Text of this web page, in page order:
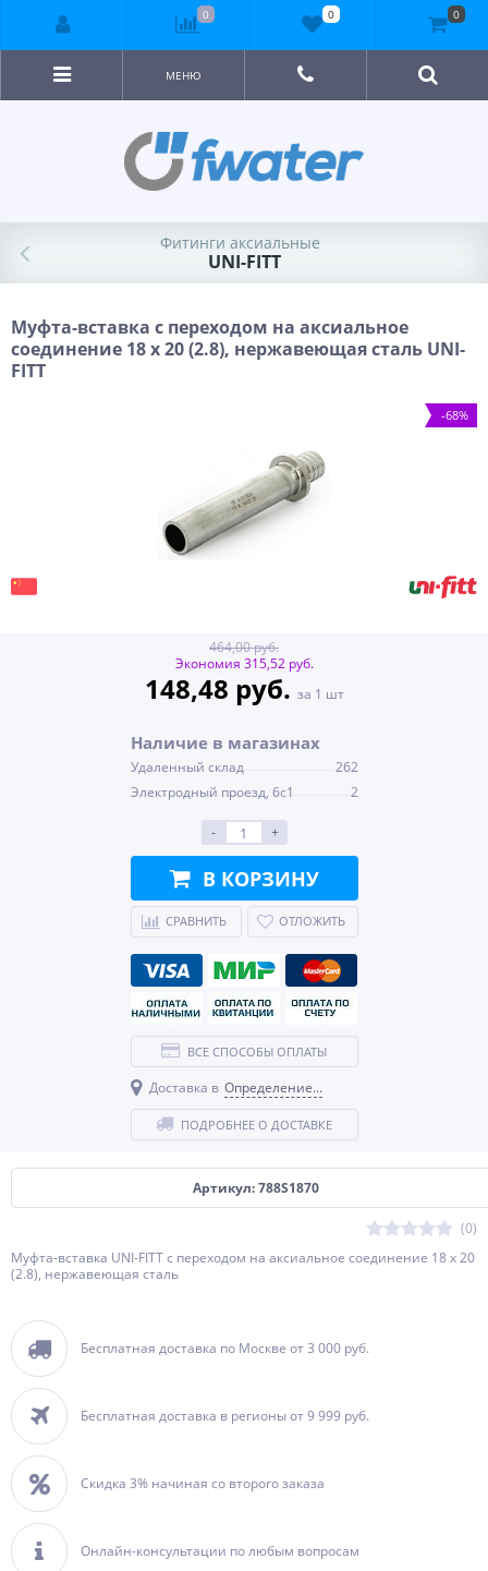
МЕНЮ
Фитинги аксиальные
UNI-FITT
Муфта-вставка с переходом на аксиальное
соединение 18 х 20 (2.8), нержавеющая сталь UNI-
FITT
-68%
Артикул: 788S1870
(0)
Муфта-вставка UNI-FITT с переходом на аксиальное соединение 18 х 20
(2.8), нержавеющая сталь
Бесплатная доставка по Москве от 3 000 руб.
Бесплатная доставка в регионы от 9 999 руб.
Скидка 3% начиная со второго заказа
Онлайн-консультации по любым вопросам
464,00 руб.
Экономия 315,52 руб.
148,48 руб. за 1 шт
Наличие в магазинах
Удаленный склад
262
Электродный проезд, 6с1
2
- +
В КОРЗИНУ
СРАВНИТЬ ОТЛОЖИТЬ
ВСЕ СПОСОБЫ ОПЛАТЫ
Доставка в Определение...
ПОДРОБНЕЕ О ДОСТАВКЕ
0 0 0